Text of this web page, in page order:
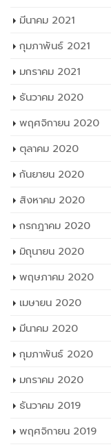
มีนาคม 2021
กุมภาพันธ์ 2021
มกราคม 2021
ธันวาคม 2020
พฤศจิกายน 2020
ตุลาคม 2020
กันยายน 2020
สิงหาคม 2020
กรกฎาคม 2020
มิถุนายน 2020
พฤษภาคม 2020
เมษายน 2020
มีนาคม 2020
กุมภาพันธ์ 2020
มกราคม 2020
ธันวาคม 2019
พฤศจิกายน 2019